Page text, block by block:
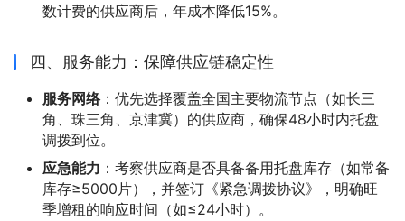
数计费的供应商后，年成本降低15%。
四、服务能力：保障供应链稳定性
服务网络：优先选择覆盖全国主要物流节点（如长三
角、珠三角、京津冀）的供应商，确保48小时内托盘
调拨到位。
应急能力 ：考察供应商是否具备备用托盘库存（如常备
库存≥5000片），并签订《紧急调拨协议》，明确旺
季增租的响应时间（如≤24小时）。